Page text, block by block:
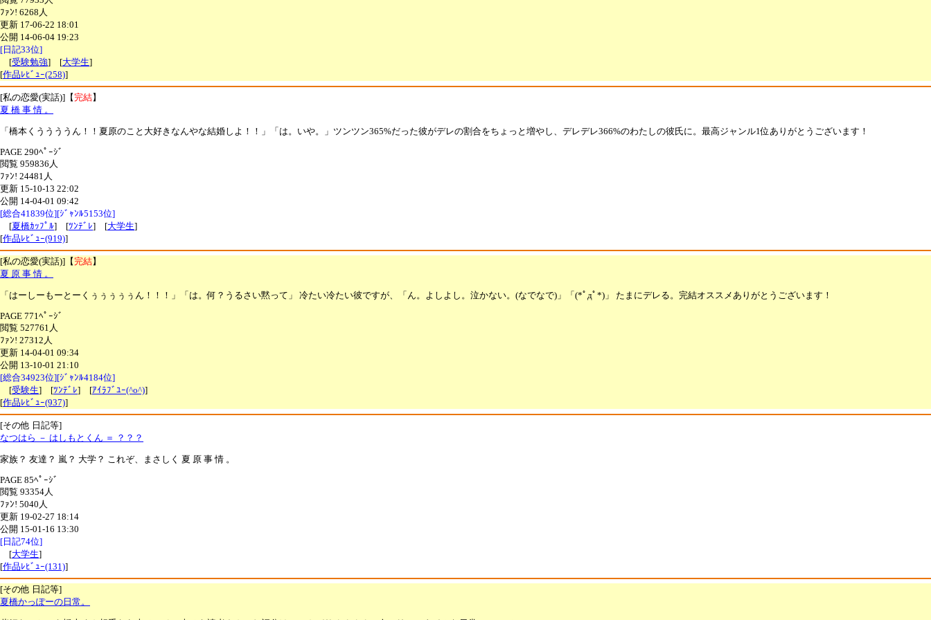
ﾌｧﾝ! 6268人
更新 17-06-22 18:01
公開 14-06-04 19:23
[日記33位]
[受験勉強] [大学生]
[作品ﾚﾋﾞｭｰ(258)]
[私の恋愛(実話)]【完結】
夏 橋 事 情 。
「橋本くううううん！！夏原のこと大好きなんやな結婚しよ！！」「は。いや。」ツンツン365%だった彼がデレの割合をちょっと増やし、デレデレ366%のわたしの彼氏に。最高ジャンル1位ありがとうございます！
PAGE 290ﾍﾟｰｼﾞ
閲覧 959836人
ﾌｧﾝ! 24481人
更新 15-10-13 22:02
公開 14-04-01 09:42
[総合41839位][ｼﾞｬﾝﾙ5153位]
[夏橋ｶｯﾌﾟﾙ] [ﾂﾝﾃﾞﾚ] [大学生]
[作品ﾚﾋﾞｭｰ(919)]
[私の恋愛(実話)]【完結】
夏 原 事 情 。
「はーしーもーとーくぅぅぅぅぅん！！！」「は。何？うるさい黙って」 冷たい冷たい彼ですが、「ん。よしよし。泣かない。(なでなで)」「(*ﾟдﾟ*)」 たまにデレる。完結オススメありがとうございます！
PAGE 771ﾍﾟｰｼﾞ
閲覧 527761人
ﾌｧﾝ! 27312人
更新 14-04-01 09:34
公開 13-10-01 21:10
[総合34923位][ｼﾞｬﾝﾙ4184位]
[受験生] [ﾂﾝﾃﾞﾚ] [ｱｲﾗﾌﾞﾕｰ(^o^)]
[作品ﾚﾋﾞｭｰ(937)]
[その他 日記等]
なつはら － はしもとくん ＝ ？？？
家族？ 友達？ 嵐？ 大学？ これぞ、まさしく 夏 原 事 情 。
PAGE 85ﾍﾟｰｼﾞ
閲覧 93354人
ﾌｧﾝ! 5040人
更新 19-02-27 18:14
公開 15-01-16 13:30
[日記74位]
[大学生]
[作品ﾚﾋﾞｭｰ(131)]
[その他 日記等]
夏橋かっぽーの日常。